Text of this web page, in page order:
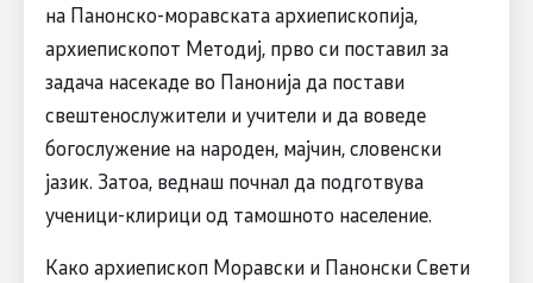
на Панонско-моравската архиепископија,
архиепископот Методиј, прво си поставил за
задача насекаде во Панонија да постави
свештенослужители и учители и да воведе
богослужение на народен, мајчин, словенски
јазик. Затоа, веднаш почнал да подготвува
ученици-клирици од тамошното население.
Како архиепископ Моравски и Панонски Свети